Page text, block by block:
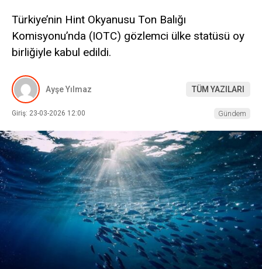
Türkiye’nin Hint Okyanusu Ton Balığı
Komisyonu’nda (IOTC) gözlemci ülke statüsü oy
birliğiyle kabul edildi.
Ayşe Yılmaz TÜM YAZILARI
Giriş: 23-03-2026 12:00 Gündem